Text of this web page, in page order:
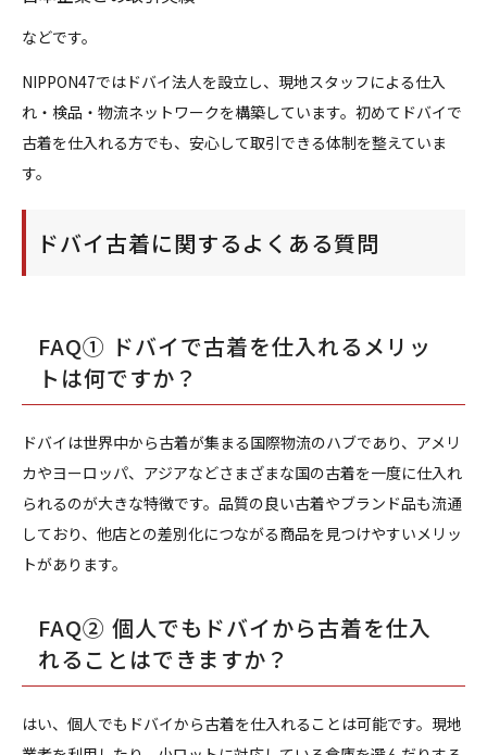
などです。
NIPPON47ではドバイ法人を設立し、現地スタッフによる仕入
れ・検品・物流ネットワークを構築しています。初めてドバイで
古着を仕入れる方でも、安心して取引できる体制を整えていま
す。
ドバイ古着に関するよくある質問
FAQ① ドバイで古着を仕入れるメリッ
トは何ですか？
ドバイは世界中から古着が集まる国際物流のハブであり、アメリ
カやヨーロッパ、アジアなどさまざまな国の古着を一度に仕入れ
られるのが大きな特徴です。品質の良い古着やブランド品も流通
しており、他店との差別化につながる商品を見つけやすいメリッ
トがあります。
FAQ② 個人でもドバイから古着を仕入
れることはできますか？
はい、個人でもドバイから古着を仕入れることは可能です。現地